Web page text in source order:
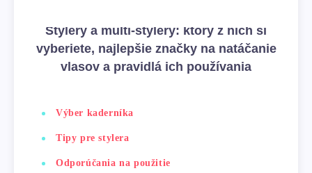
Stylery a multi-stylery: ktorý z nich si
vyberiete, najlepšie značky na natáčanie
vlasov a pravidlá ich používania
Výber kaderníka
Tipy pre stylera
Odporúčania na použitie